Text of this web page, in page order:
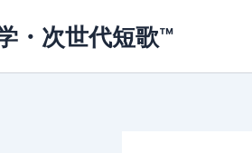
・次世代短歌™